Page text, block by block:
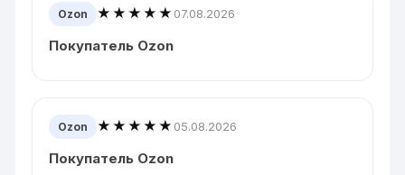
Ozon ★★★★★ 07.08.2026
Покупатель Ozon
Ozon ★★★★★ 05.08.2026
Покупатель Ozon